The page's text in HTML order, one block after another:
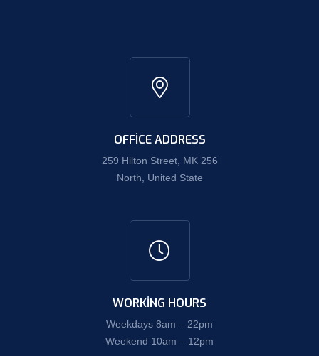
OFFICE ADDRESS
259 Hilton Street, MK 256
North, United State
WORKING HOURS
Weekdays 8am – 22pm
Weekend 10am – 12pm